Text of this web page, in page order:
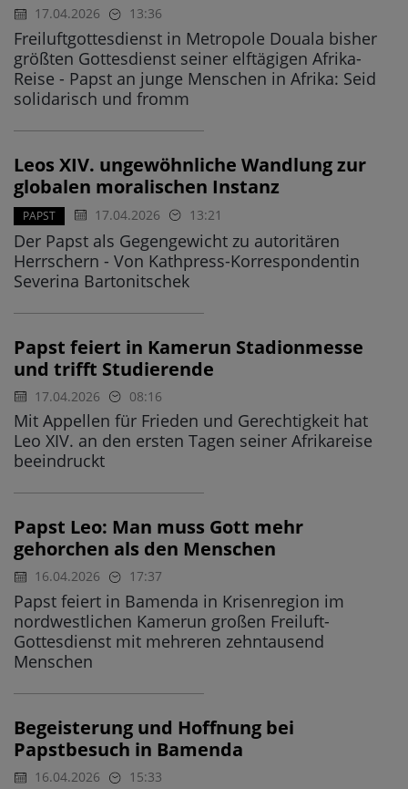
17.04.2026 13:36
Freiluftgottesdienst in Metropole Douala bisher
größten Gottesdienst seiner elftägigen Afrika-
Reise - Papst an junge Menschen in Afrika: Seid
solidarisch und fromm
Leos XIV. ungewöhnliche Wandlung zur
globalen moralischen Instanz
PAPST 17.04.2026 13:21
Der Papst als Gegengewicht zu autoritären
Herrschern - Von Kathpress-Korrespondentin
Severina Bartonitschek
Papst feiert in Kamerun Stadionmesse
und trifft Studierende
17.04.2026 08:16
Mit Appellen für Frieden und Gerechtigkeit hat
Leo XIV. an den ersten Tagen seiner Afrikareise
beeindruckt
Papst Leo: Man muss Gott mehr
gehorchen als den Menschen
16.04.2026 17:37
Papst feiert in Bamenda in Krisenregion im
nordwestlichen Kamerun großen Freiluft-
Gottesdienst mit mehreren zehntausend
Menschen
Begeisterung und Hoffnung bei
Papstbesuch in Bamenda
16.04.2026 15:33